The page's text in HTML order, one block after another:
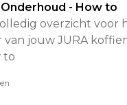
Onderhoud - How to
overzicht voor
van jouw JURA
to